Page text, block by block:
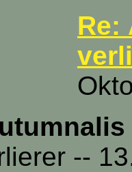
Re:
--